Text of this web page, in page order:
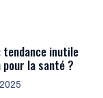
tendance inutile
la santé ?